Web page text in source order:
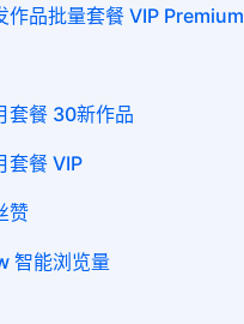
品批量套餐 VIP Premium
套餐 30新作品
套餐 VIP
赞
智能浏览量